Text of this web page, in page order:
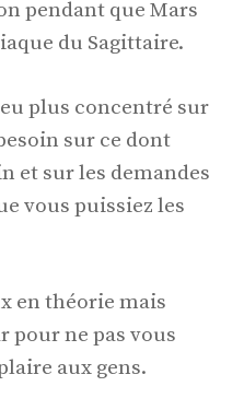
pendant que Mars
du Sagittaire.
plus concentré sur
sur ce dont
et sur les demandes
vous puissiez les
en théorie mais
pour ne pas vous
aux gens.